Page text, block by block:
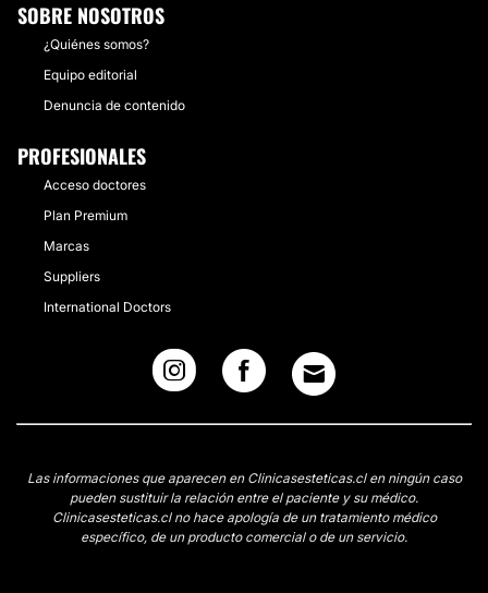
SOBRE NOSOTROS
¿Quiénes somos?
Equipo editorial
Denuncia de contenido
PROFESIONALES
Acceso doctores
Plan Premium
Marcas
Suppliers
International Doctors
Las informaciones que aparecen en Clinicasesteticas.cl en ningún caso
pueden sustituir la relación entre el paciente y su médico.
Clinicasesteticas.cl no hace apología de un tratamiento médico
específico, de un producto comercial o de un servicio.